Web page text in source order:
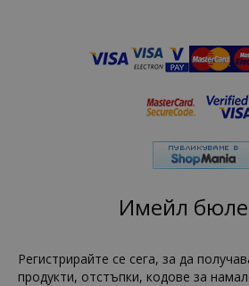
Имейл
Регистрирайте се сега, за да
продукти, отстъпки, кодове за